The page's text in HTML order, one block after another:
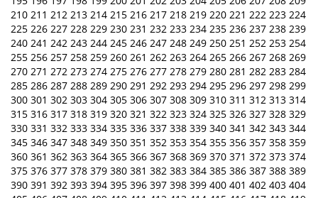
210 211 212 213 214 215 216 217 218 219 220 221 222 223 224
225 226 227 228 229 230 231 232 233 234 235 236 237 238 239
240 241 242 243 244 245 246 247 248 249 250 251 252 253 254
255 256 257 258 259 260 261 262 263 264 265 266 267 268 269
270 271 272 273 274 275 276 277 278 279 280 281 282 283 284
285 286 287 288 289 290 291 292 293 294 295 296 297 298 299
300 301 302 303 304 305 306 307 308 309 310 311 312 313 314
315 316 317 318 319 320 321 322 323 324 325 326 327 328 329
330 331 332 333 334 335 336 337 338 339 340 341 342 343 344
345 346 347 348 349 350 351 352 353 354 355 356 357 358 359
360 361 362 363 364 365 366 367 368 369 370 371 372 373 374
375 376 377 378 379 380 381 382 383 384 385 386 387 388 389
390 391 392 393 394 395 396 397 398 399 400 401 402 403 404